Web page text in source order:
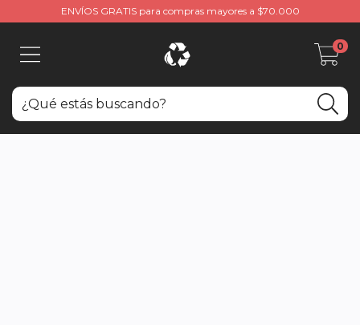
ENVÍOS GRATIS para compras mayores a $70.000
0